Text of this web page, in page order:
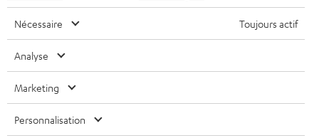
ULTIMA
ÉCOUTEURS INTRA-AURICULAIRES
FANSHOP
NOUVEAUTÉS
POLOGNE
ITALIE
USA
Sous réserve de modifications techniques, de fautes de frappe et d’autres
erreurs. Les accessoires figurant sur l’image ne font pas partie du contenu de
Nécessaire Toujours actif
Analyse
Marketing
Personnalisation